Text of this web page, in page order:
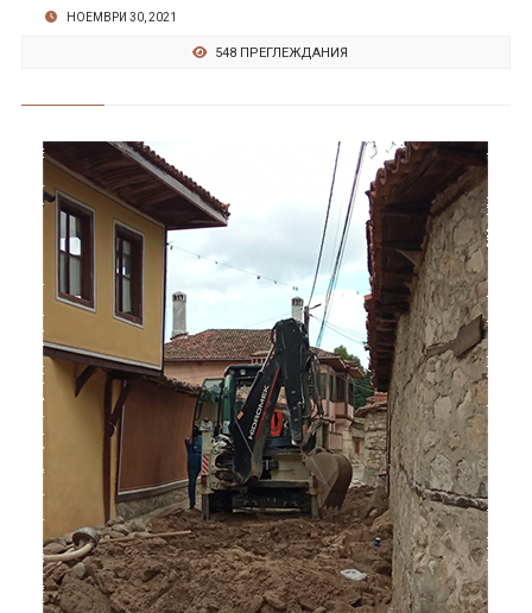
НОЕМВРИ 30, 2021
548 ПРЕГЛЕЖДАНИЯ